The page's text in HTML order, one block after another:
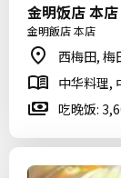
金明饭店 本店
金明飯店 本店
西梅田, 梅
中华料理,
吃晚饭: